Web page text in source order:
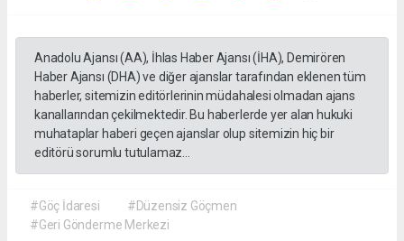
Anadolu Ajansı (AA), İhlas Haber Ajansı (İHA), Demirören
Haber Ajansı (DHA) ve diğer ajanslar tarafından eklenen tüm
haberler, sitemizin editörlerinin müdahalesi olmadan ajans
kanallarından çekilmektedir. Bu haberlerde yer alan hukuki
muhataplar haberi geçen ajanslar olup sitemizin hiç bir
editörü sorumlu tutulamaz...
#Göç İdaresi
#Düzensiz Göçmen
#Geri Gönderme Merkezi